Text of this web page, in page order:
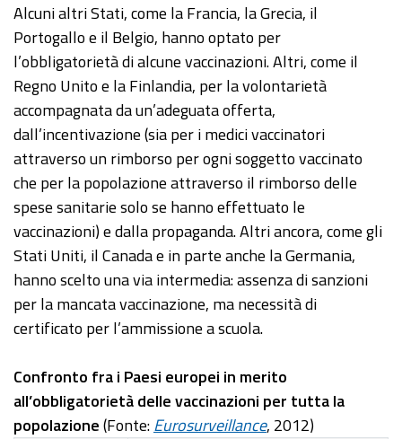
Alcuni altri Stati, come la Francia, la Grecia, il
Portogallo e il Belgio, hanno optato per
l’obbligatorietà di alcune vaccinazioni. Altri, come il
Regno Unito e la Finlandia, per la volontarietà
accompagnata da un’adeguata offerta,
dall’incentivazione (sia per i medici vaccinatori
attraverso un rimborso per ogni soggetto vaccinato
che per la popolazione attraverso il rimborso delle
spese sanitarie solo se hanno effettuato le
vaccinazioni) e dalla propaganda. Altri ancora, come gli
Stati Uniti, il Canada e in parte anche la Germania,
hanno scelto una via intermedia: assenza di sanzioni
per la mancata vaccinazione, ma necessità di
certificato per l’ammissione a scuola.
Confronto fra i Paesi europei in merito
all’obbligatorietà delle vaccinazioni per tutta la
popolazione(Fonte:Eurosurveillance, 2012)